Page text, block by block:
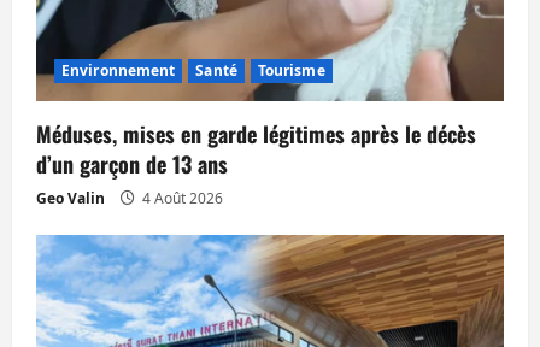
Environnement Santé Tourisme
Méduses, mises en garde légitimes après le décès
d’un garçon de 13 ans
Geo Valin 4 Août 2026